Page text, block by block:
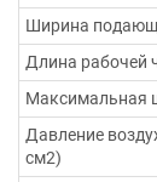
Ширина
Длина рабочей
Максимальная
Давление
см2)